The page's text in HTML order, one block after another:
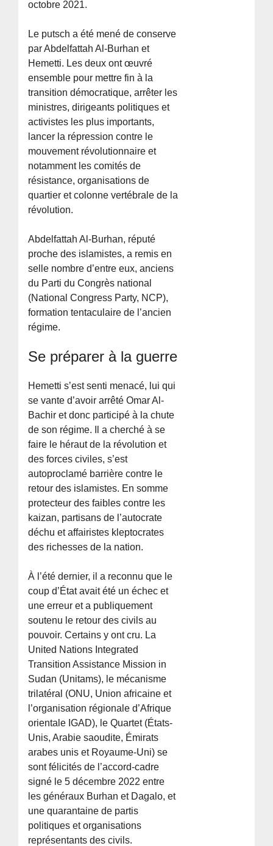
octobre 2021.
Le putsch a été mené de conserve
par Abdelfattah Al-Burhan et
Hemetti. Les deux ont œuvré
ensemble pour mettre fin à la
transition démocratique, arrêter les
ministres, dirigeants politiques et
activistes les plus importants,
lancer la répression contre le
mouvement révolutionnaire et
notamment les comités de
résistance, organisations de
quartier et colonne vertébrale de la
révolution.
Abdelfattah Al-Burhan, réputé
proche des islamistes, a remis en
selle nombre d’entre eux, anciens
du Parti du Congrès national
(National Congress Party, NCP),
formation tentaculaire de l’ancien
régime.
Se préparer à la guerre
Hemetti s’est senti menacé, lui qui
se vante d’avoir arrêté Omar Al-
Bachir et donc participé à la chute
de son régime. Il a cherché à se
faire le héraut de la révolution et
des forces civiles, s’est
autoproclamé barrière contre le
retour des islamistes. En somme
protecteur des faibles contre les
kaizan, partisans de l’autocrate
déchu et affairistes kleptocrates
des richesses de la nation.
À l’été dernier, il a reconnu que le
coup d’État avait été un échec et
une erreur et a publiquement
soutenu le retour des civils au
pouvoir. Certains y ont cru. La
United Nations Integrated
Transition Assistance Mission in
Sudan (Unitams), le mécanisme
trilatéral (ONU, Union africaine et
l’organisation régionale d’Afrique
orientale IGAD), le Quartet (États-
Unis, Arabie saoudite, Émirats
arabes unis et Royaume-Uni) se
sont félicités de l’accord-cadre
signé le 5 décembre 2022 entre
les généraux Burhan et Dagalo, et
une quarantaine de partis
politiques et organisations
représentants des civils.